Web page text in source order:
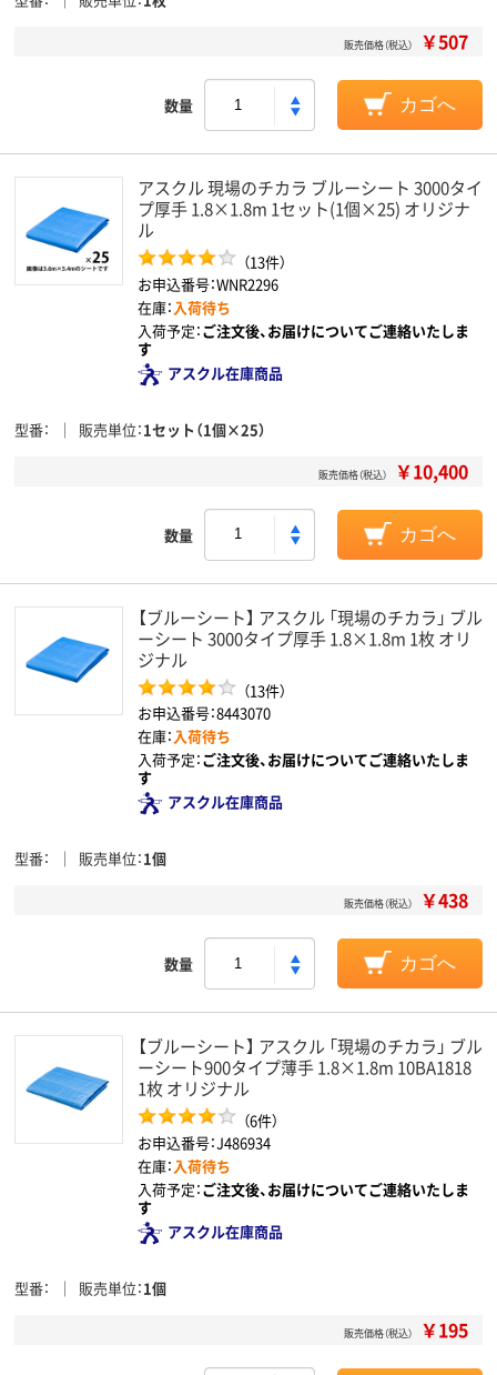
販売価格（税込） ￥507
数量 カゴへ
アスクル 現場のチカラ ブルーシート 3000タイ
プ厚手 1.8×1.8m 1セット(1個×25) オリジナ
ル
（13件）
お申込番号：WNR2296
在庫：入荷待ち
入荷予定：ご注文後、お届けについてご連絡いたしま
す
アスクル在庫商品
型番 販売単位 1セット（1個×25）
販売価格（税込） ￥10,400
数量 カゴへ
【ブルーシート】 アスクル 「現場のチカラ」 ブル
ーシート 3000タイプ厚手 1.8×1.8m 1枚 オリ
ジナル
（13件）
お申込番号：8443070
在庫：入荷待ち
入荷予定：ご注文後、お届けについてご連絡いたしま
す
アスクル在庫商品
型番 販売単位 1個
販売価格（税込） ￥438
数量 カゴへ
【ブルーシート】 アスクル 「現場のチカラ」 ブル
ーシート900タイプ薄手 1.8×1.8m 10BA1818
1枚 オリジナル
（6件）
お申込番号：J486934
在庫：入荷待ち
入荷予定：ご注文後、お届けについてご連絡いたしま
す
アスクル在庫商品
型番 販売単位 1個
販売価格（税込） ￥195